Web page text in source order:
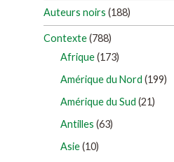
Auteurs noirs (188)
Contexte(788)
Afrique(173)
Amérique du Nord (199)
Amérique du Sud (21)
Antilles (63)
Asie(10)